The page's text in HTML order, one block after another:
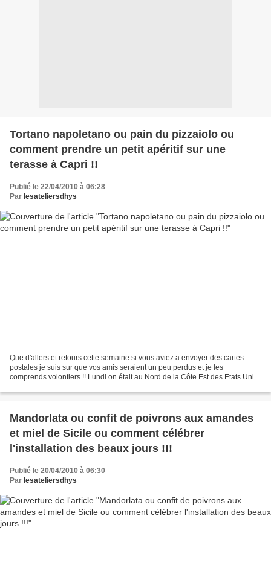
Tortano napoletano ou pain du pizzaiolo ou
comment prendre un petit apéritif sur une
terasse à Capri !!
Publié le 22/04/2010 à 06:28
Par lesateliersdhys
Que d'allers et retours cette semaine si vous aviez a envoyer des cartes
postales je suis sur que vos amis seraient un peu perdus et je les
comprends volontiers !! Lundi on était au Nord de la Côte Est des Etats Unis
Mandorlata ou confit de poivrons aux amandes
et miel de Sicile ou comment célébrer
l'installation des beaux jours !!!
Publié le 20/04/2010 à 06:30
Par lesateliersdhys